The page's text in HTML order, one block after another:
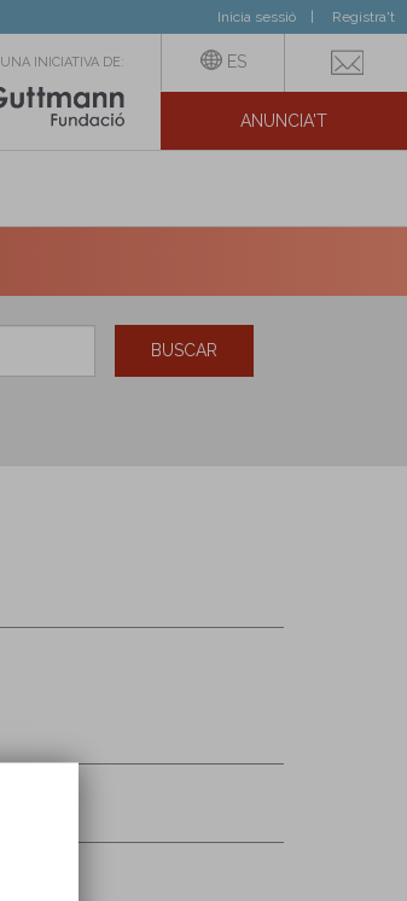
Inicia sessió Registra't
UNA INICIATIVA DE: ES
ANUNCIA'T
BUSCAR